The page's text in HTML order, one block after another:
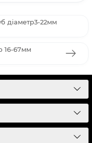
діаметр3-22мм
16-67мм